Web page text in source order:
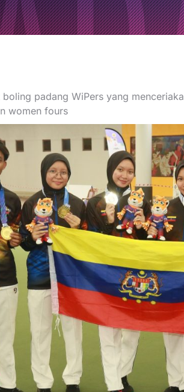
boling padang WiPers yang
women fours